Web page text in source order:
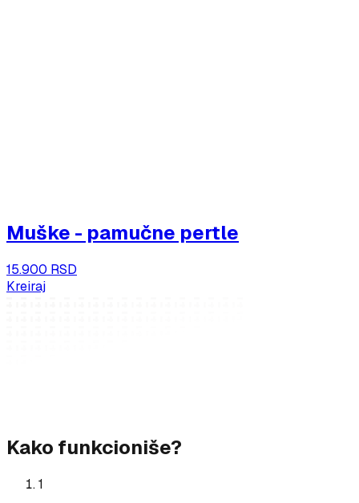
Muške - pamučne pertle
15.900 RSD
Kreiraj
Kako funkcioniše?
1